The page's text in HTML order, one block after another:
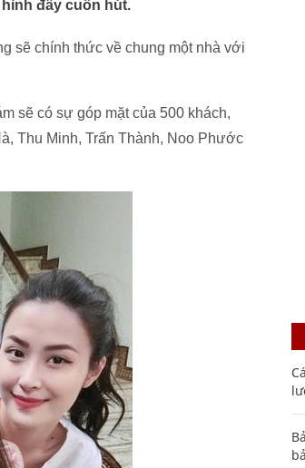
đầy cuốn hút.
sẽ chính thức về chung một nhà với
sẽ có sự góp mặt của 500 khách,
Thu Minh, Trấn Thành, Noo Phước